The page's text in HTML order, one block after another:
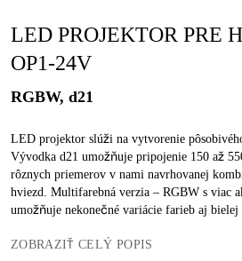
LED PROJEKTOR PRE
OP1-24V
RGBW, d21
LED projektor slúži na vytvorenie
Vývodka d21 umožňuje pripojenie 150 až
rôznych priemerov v nami navrhovanej
hviezd. Multifarebná verzia – RGBW s viac
umožňuje nekonečné variácie farieb aj
ZOBRAZIŤ CELÝ POPIS